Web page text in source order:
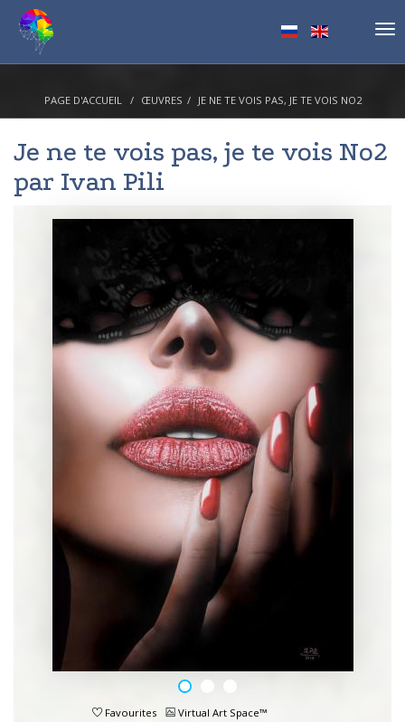
PAGE D'ACCUEIL ŒUVRES JE NE TE VOIS PAS, JE TE VOIS NO2
Je ne te vois pas, je te vois No2
par Ivan Pili
Favourites Virtual Art Space™